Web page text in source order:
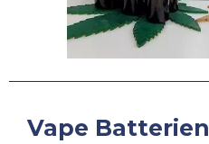
Vape Batterien